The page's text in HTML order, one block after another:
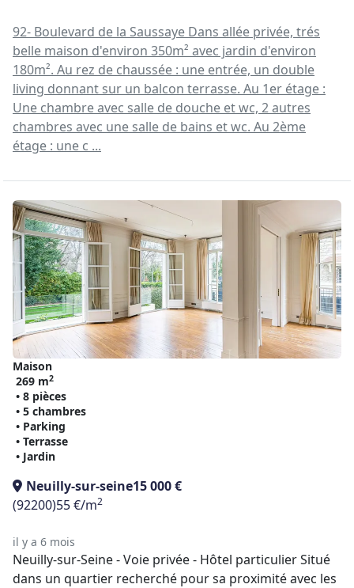
92- Boulevard de la Saussaye Dans allée privée, trés
belle maison d'environ 350m² avec jardin d'environ
180m². Au rez de chaussée : une entrée, un double
living donnant sur un balcon terrasse. Au 1er étage :
Une chambre avec salle de douche et wc, 2 autres
chambres avec une salle de bains et wc. Au 2ème
étage : une c ...
Maison
269 m2
• 8 pièces
• 5 chambres
• Parking
• Terrasse
• Jardin
Neuilly-sur-seine15 000 €
(92200)55 €/m2
il y a 6 mois
Neuilly-sur-Seine - Voie privée - Hôtel particulier Situé
dans un quartier recherché pour sa proximité avec les